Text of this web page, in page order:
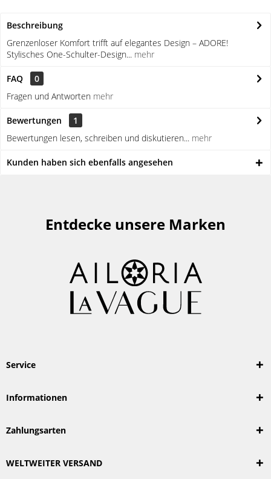
Beschreibung
Grenzenloser Komfort trifft auf elegantes Design – ADORE!
Stylisches One-Schulter-Design... mehr
FAQ
0
Fragen und Antworten mehr
Bewertungen
1
Bewertungen lesen, schreiben und diskutieren... mehr
Kunden haben sich ebenfalls angesehen
Entdecke unsere Marken
Service
Informationen
Zahlungsarten
WELTWEITER VERSAND